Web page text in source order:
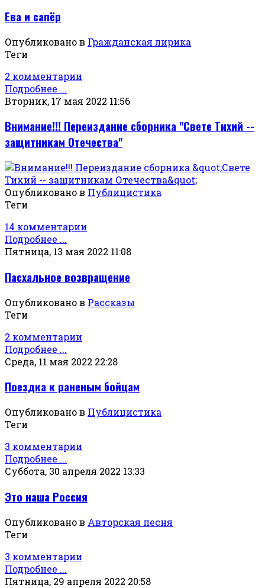
Ева и сапёр
Опубликовано в Гражданская лирика
Теги
2 комментарии
Подробнее ...
Вторник, 17 мая 2022 11:56
Внимание!!! Переиздание сборника "Свете Тихий --
защитникам Отечества"
Опубликовано в Публицистика
Теги
14 комментарии
Подробнее ...
Пятница, 13 мая 2022 11:08
Пасхальное возвращение
Опубликовано в Рассказы
Теги
2 комментарии
Подробнее ...
Среда, 11 мая 2022 22:28
Поездка к раненым бойцам
Опубликовано в Публицистика
Теги
3 комментарии
Подробнее ...
Суббота, 30 апреля 2022 13:33
Это наша Россия
Опубликовано в Авторская песня
Теги
3 комментарии
Подробнее ...
Пятница, 29 апреля 2022 20:58